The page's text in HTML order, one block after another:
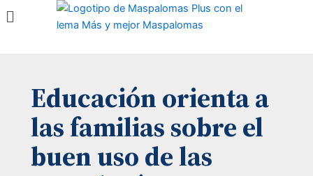
Menú
Educación orienta a
las familias sobre el
buen uso de las